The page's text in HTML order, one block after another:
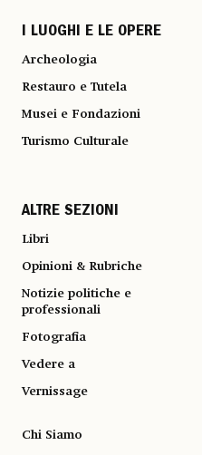
I LUOGHI E LE OPERE
Archeologia
Restauro e Tutela
Musei e Fondazioni
Turismo Culturale
ALTRE SEZIONI
Libri
Opinioni & Rubriche
Notizie politiche e
professionali
Fotografia
Vedere a
Vernissage
Chi Siamo